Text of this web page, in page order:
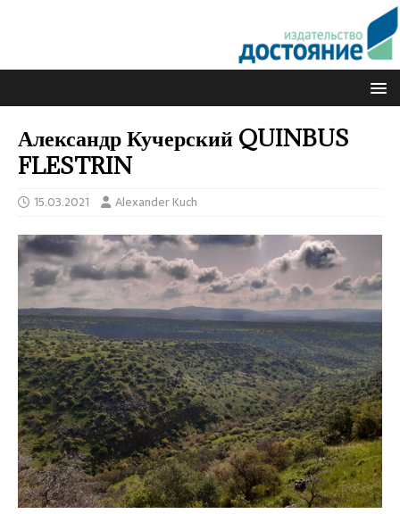
Александр Кучерский QUINBUS
FLESTRIN
15.03.2021 Alexander Kuch